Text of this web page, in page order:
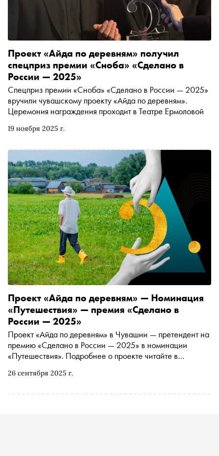
19 ноября 2025 г.
Проект «Айда по деревням» получил
спецприз премии «Сноба» «Сделано в
России — 2025»
Спецприз премии «Сноба» «Сделано в России — 2025»
вручили чувашскому проекту «Айда по деревням».
Церемония награждения проходит в Театре Ермоловой
26 сентября 2025 г.
Проект «Айда по деревням» — Номинация
«Путешествия» — премия «Сделано в
России — 2025»
Проект «Айда по деревням» в Чувашии — претендент на
премию «Сделано в России — 2025» в номинации
«Путешествия». Подробнее о проекте читайте в